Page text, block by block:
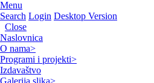
Menu
Search Login Desktop Version
Close
Naslovnica
O nama>
Programi i projekti>
Izdavaštvo
Galerija slika>